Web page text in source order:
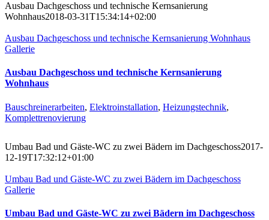
Ausbau Dachgeschoss und technische Kernsanierung
Wohnhaus2018-03-31T15:34:14+02:00
Ausbau Dachgeschoss und technische Kernsanierung Wohnhaus
Gallerie
Ausbau Dachgeschoss und technische Kernsanierung
Wohnhaus
Bauschreinerarbeiten, Elektroinstallation, Heizungstechnik,
Komplettrenovierung
Umbau Bad und Gäste-WC zu zwei Bädern im Dachgeschoss2017-
12-19T17:32:12+01:00
Umbau Bad und Gäste-WC zu zwei Bädern im Dachgeschoss
Gallerie
Umbau Bad und Gäste-WC zu zwei Bädern im Dachgeschoss